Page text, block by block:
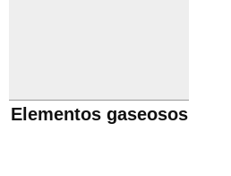
Elementos gaseosos